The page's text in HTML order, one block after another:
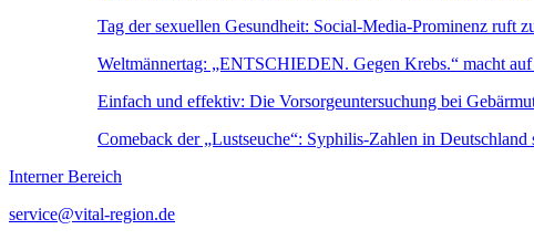
Tag der sexuellen Gesundheit: Social-Media-Prominenz ruft
Weltmännertag: „ENTSCHIEDEN. Gegen Krebs.“ macht
Einfach und effektiv: Die Vorsorgeuntersuchung bei
Comeback der „Lustseuche“: Syphilis-Zahlen in Deutschland
Interner Bereich
service@vital-region.de